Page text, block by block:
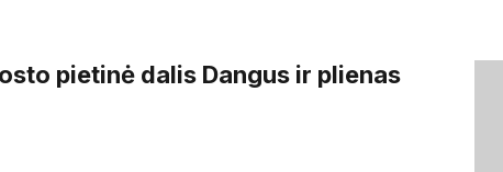
pietinė dalis Dangus ir plienas